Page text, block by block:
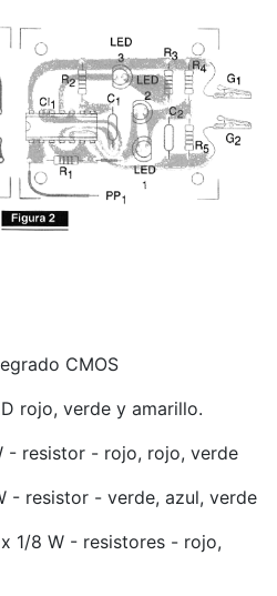
CMOS
rojo, verde y amarillo.
- resistor - rojo, rojo, verde
- resistor - verde, azul, verde
1/8 W - resistores - rojo,